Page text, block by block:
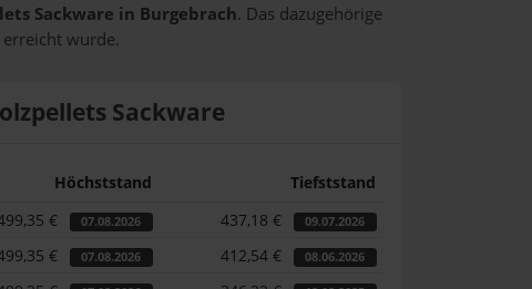
Sackware in Burgebrach. Das dazugehörige
wurde.
Sackware
Höchststand
Tiefststand
€ 07.08.2026 437,18 € 09.07.2026
€ 07.08.2026 412,54 € 08.06.2026